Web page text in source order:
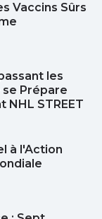
Vaccins Sûrs
les
se Prépare
NHL STREET
à l'Action